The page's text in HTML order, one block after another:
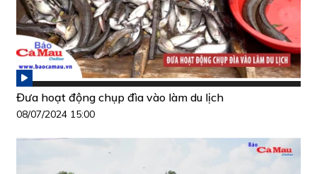
Đưa hoạt động chụp đìa vào làm du lịch
08/07/2024 15:00